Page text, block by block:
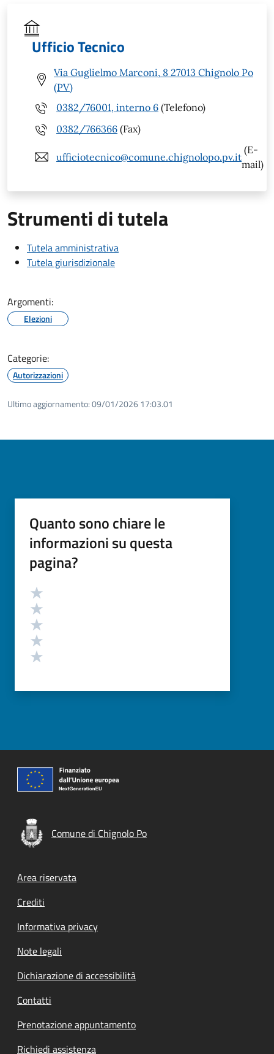
Ufficio Tecnico
Via Guglielmo Marconi, 8 27013 Chignolo Po
(PV)
0382/76001, interno 6 (Telefono)
0382/766366 (Fax)
ufficiotecnico@comune.chignolopo.pv.it
(E-
mail)
Strumenti di tutela
Tutela amministrativa
Tutela giurisdizionale
Argomenti:
Elezioni
Categorie:
Autorizzazioni
Ultimo aggiornamento:09/01/2026 17:03.01
Quanto sono chiare le
informazioni su questa
pagina?
Valutazione
Comune di Chignolo Po
Footer menu
Area riservata
Crediti
Informativa privacy
Note legali
Dichiarazione di accessibilità
Contatti
Prenotazione appuntamento
Richiedi assistenza